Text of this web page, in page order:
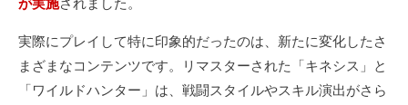
が実施されました。
実際にプレイして特に印象的だったのは、新たに変化したさ
まざまなコンテンツです。リマスターされた「キネシス」と
「ワイルドハンター」は、戦闘スタイルやスキル演出がさら